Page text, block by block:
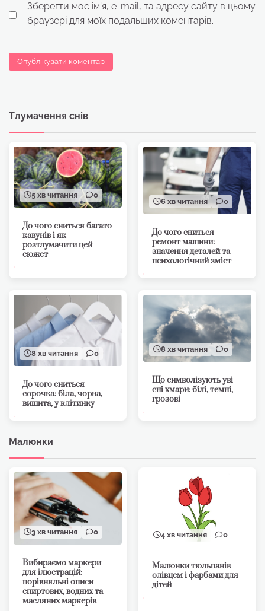
Зберегти моє ім'я, e-mail, та адресу сайту в цьому
браузері для моїх подальших коментарів.
Тлумачення снів
5 хв читання 0
До чого сниться багато
кавунів і як
розтлумачити цей
сюжет
6 хв читання 0
До чого сниться
ремонт машини:
значення деталей та
психологічний зміст
8 хв читання 0
До чого сниться
сорочка: біла, чорна,
вишита, у клітинку
8 хв читання 0
Що символізують уві
сні хмари: білі, темні,
грозові
Малюнки
3 хв читання 0
Вибираємо маркери
для ілюстрацій:
порівняльні описи
спиртових, водних та
масляних маркерів
4 хв читання 0
Малюнки тюльпанів
олівцем і фарбами для
дітей